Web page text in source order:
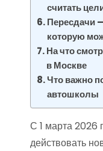
считать
Пересдачи
которую
На что
в Москве
Что важно
автошколы
С 1 марта 2026
действовать